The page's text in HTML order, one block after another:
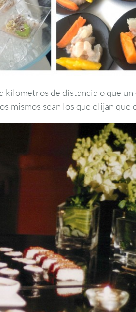
kilometros de distancia o que un
mismos sean los que elijan que